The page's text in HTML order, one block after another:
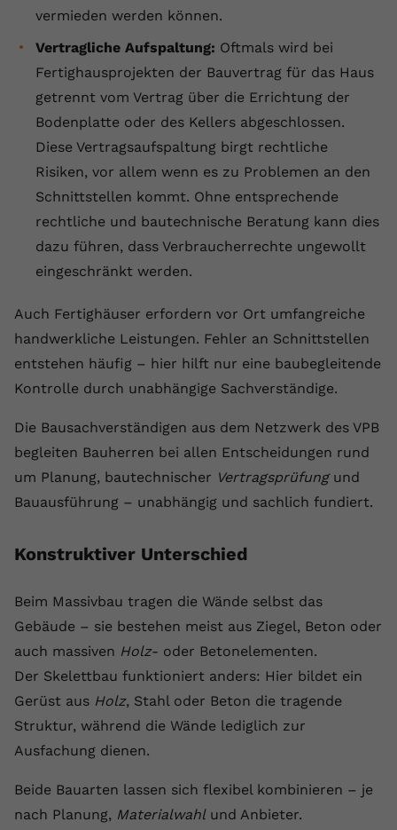
vermieden werden können.
Vertragliche Aufspaltung: Oftmals wird bei
Fertighausprojekten der Bauvertrag für das Haus
getrennt vom Vertrag über die Errichtung der
Bodenplatte oder des Kellers abgeschlossen.
Diese Vertragsaufspaltung birgt rechtliche
Risiken, vor allem wenn es zu Problemen an den
Schnittstellen kommt. Ohne entsprechende
rechtliche und bautechnische Beratung kann dies
dazu führen, dass Verbraucherrechte ungewollt
eingeschränkt werden.
Auch Fertighäuser erfordern vor Ort umfangreiche
handwerkliche Leistungen. Fehler an Schnittstellen
entstehen häufig – hier hilft nur eine baubegleitende
Kontrolle durch unabhängige Sachverständige.
Die Bausachverständigen aus dem Netzwerk des VPB
begleiten Bauherren bei allen Entscheidungen rund
um Planung, bautechnischer Vertragsprüfungund
Bauausführung – unabhängig und sachlich fundiert.
Konstruktiver Unterschied
Beim Massivbau tragen die Wände selbst das
Gebäude – sie bestehen meist aus Ziegel, Beton oder
auch massiven Holz- oder Betonelementen.
Der Skelettbau funktioniert anders: Hier bildet ein
Gerüst aus Holz, Stahl oder Beton die tragende
Struktur, während die Wände lediglich zur
Ausfachung dienen.
Beide Bauarten lassen sich flexibel kombinieren – je
nach Planung, Materialwahlund Anbieter.